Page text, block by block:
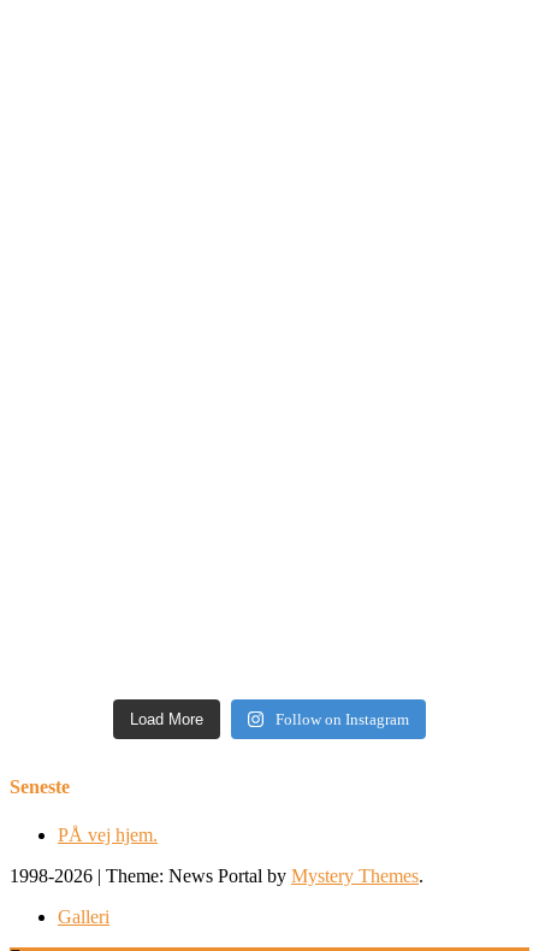
Load More Follow on Instagram
Seneste
PÅ vej hjem.
1998-2026 | Theme: News Portal by Mystery Themes.
Galleri